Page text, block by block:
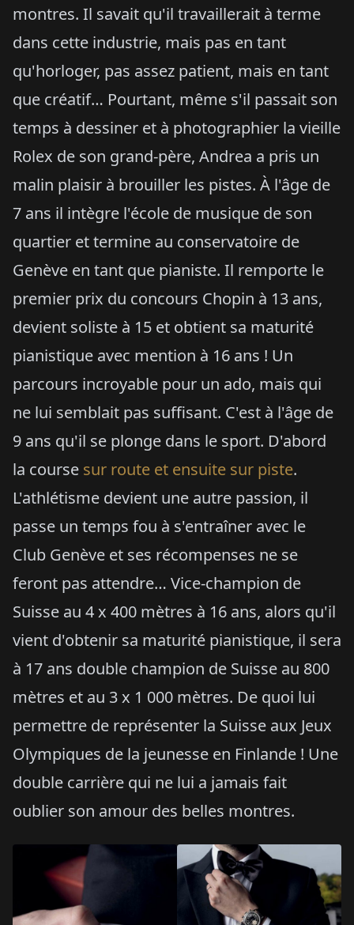
montres. Il savait qu'il travaillerait à terme
dans cette industrie, mais pas en tant
qu'horloger, pas assez patient, mais en tant
que créatif… Pourtant, même s'il passait son
temps à dessiner et à photographier la vieille
Rolex de son grand-père, Andrea a pris un
malin plaisir à brouiller les pistes. À l'âge de
7 ans il intègre l'école de musique de son
quartier et termine au conservatoire de
Genève en tant que pianiste. Il remporte le
premier prix du concours Chopin à 13 ans,
devient soliste à 15 et obtient sa maturité
pianistique avec mention à 16 ans ! Un
parcours incroyable pour un ado, mais qui
ne lui semblait pas suffisant. C'est à l'âge de
9 ans qu'il se plonge dans le sport. D'abord
la course sur route et ensuite sur piste.
L'athlétisme devient une autre passion, il
passe un temps fou à s'entraîner avec le
Club Genève et ses récompenses ne se
feront pas attendre… Vice-champion de
Suisse au 4 x 400 mètres à 16 ans, alors qu'il
vient d'obtenir sa maturité pianistique, il sera
à 17 ans double champion de Suisse au 800
mètres et au 3 x 1 000 mètres. De quoi lui
permettre de représenter la Suisse aux Jeux
Olympiques de la jeunesse en Finlande ! Une
double carrière qui ne lui a jamais fait
oublier son amour des belles montres.